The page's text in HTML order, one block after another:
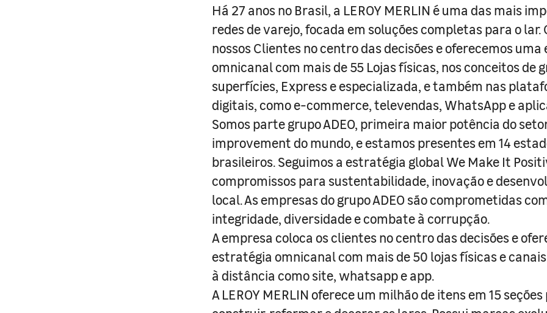
Há 27 anos no Brasil, a LEROY MERLIN é uma das mais
redes de varejo, focada em soluções completas para o lar.
nossos Clientes no centro das decisões e oferecemos
omnicanal com mais de 55 Lojas físicas, nos conceitos de
superfícies, Express e especializada, e também nas
digitais, como e-commerce, televendas, WhatsApp e
Somos parte grupo ADEO, primeira maior potência do
improvement do mundo, e estamos presentes em 14
brasileiros. Seguimos a estratégia global We Make It
compromissos para sustentabilidade, inovação e
local. As empresas do grupo ADEO são comprometidas
integridade, diversidade e combate à corrupção.
A empresa coloca os clientes no centro das decisões e
estratégia omnicanal com mais de 50 lojas físicas e
à distância como site, whatsapp e app.
A LEROY MERLIN oferece um milhão de itens em 15